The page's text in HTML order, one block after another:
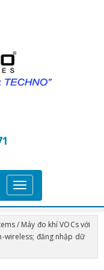
T
o
g
g
/ Máy đo khí VOCs với
wireless; đăng nhập dữ